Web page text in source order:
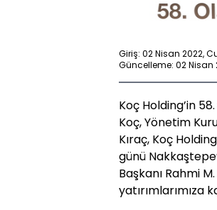
Giriş: 02 Nisan 2022,
Güncelleme: 02 Nisan
Koç Holding’in
Koç, Yönetim
Kıraç, Koç
günü
Başkanı Rahmi
yatırımlarımıza